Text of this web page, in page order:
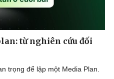
từ nghiên cứu đối
trọng để lập một Media Plan.